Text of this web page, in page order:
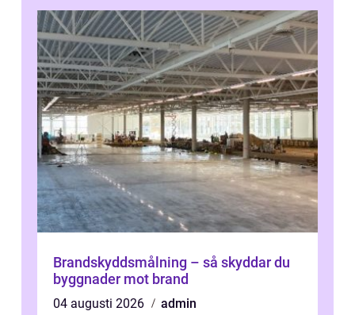
Brandskyddsmålning – så skyddar du
byggnader mot brand
04 augusti 2026
admin